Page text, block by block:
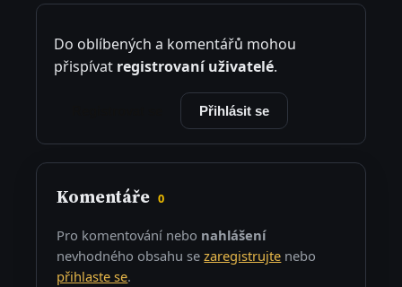
Do oblíbených a komentářů mohou
přispívat registrovaní uživatelé.
Přihlásit se
Komentáře 0
Pro komentování nebo nahlášení
nevhodného obsahu sezaregistrujte nebo
přihlaste se.